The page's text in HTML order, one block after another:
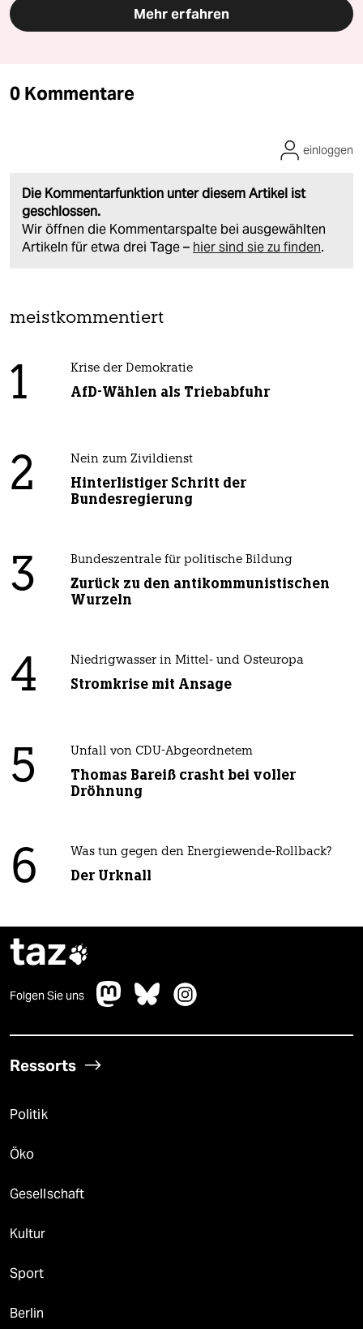
Mehr erfahren
0 Kommentare
Die Kommentarfunktion unter diesem Artikel ist
geschlossen.
Wir öffnen die Kommentarspalte bei ausgewählten
Artikeln für etwa drei Tage – hier sind sie zu finden.
einloggen
meistkommentiert
1 Krise der Demokratie
AfD-Wählen als Triebabfuhr
2 Nein zum Zivildienst
Hinterlistiger Schritt der
Bundesregierung
3 Bundeszentrale für politische Bildung
Zurück zu den antikommunistischen
Wurzeln
4 Niedrigwasser in Mittel- und Osteuropa
Stromkrise mit Ansage
5 Unfall von CDU-Abgeordnetem
Thomas Bareiß crasht bei voller
Dröhnung
6 Was tun gegen den Energiewende-Rollback?
Der Urknall
taz
Folgen Sie uns
Ressorts
Politik
Öko
Gesellschaft
Kultur
Sport
Berlin